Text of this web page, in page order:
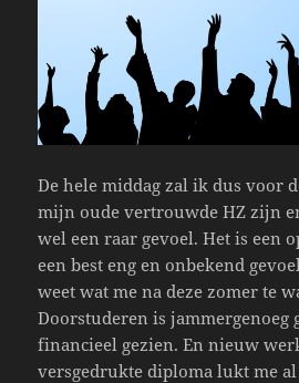
De hele middag zal ik dus voor
mijn oude vertrouwde HZ zijn
wel een raar gevoel. Het is een
een best eng en onbekend
weet wat me na deze zomer te
Doorstuderen is jammergenoeg
financieel gezien. En nieuw
versgedrukte diploma lukt me